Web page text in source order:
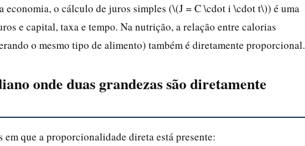
o cálculo de juros simples (\(J = C \cdot i \cdot t\)) é uma
e capital, taxa e tempo. Na nutrição, a relação entre calorias
o mesmo tipo de alimento) também é diretamente proporcional.
onde duas grandezas são diretamente
que a proporcionalidade direta está presente: